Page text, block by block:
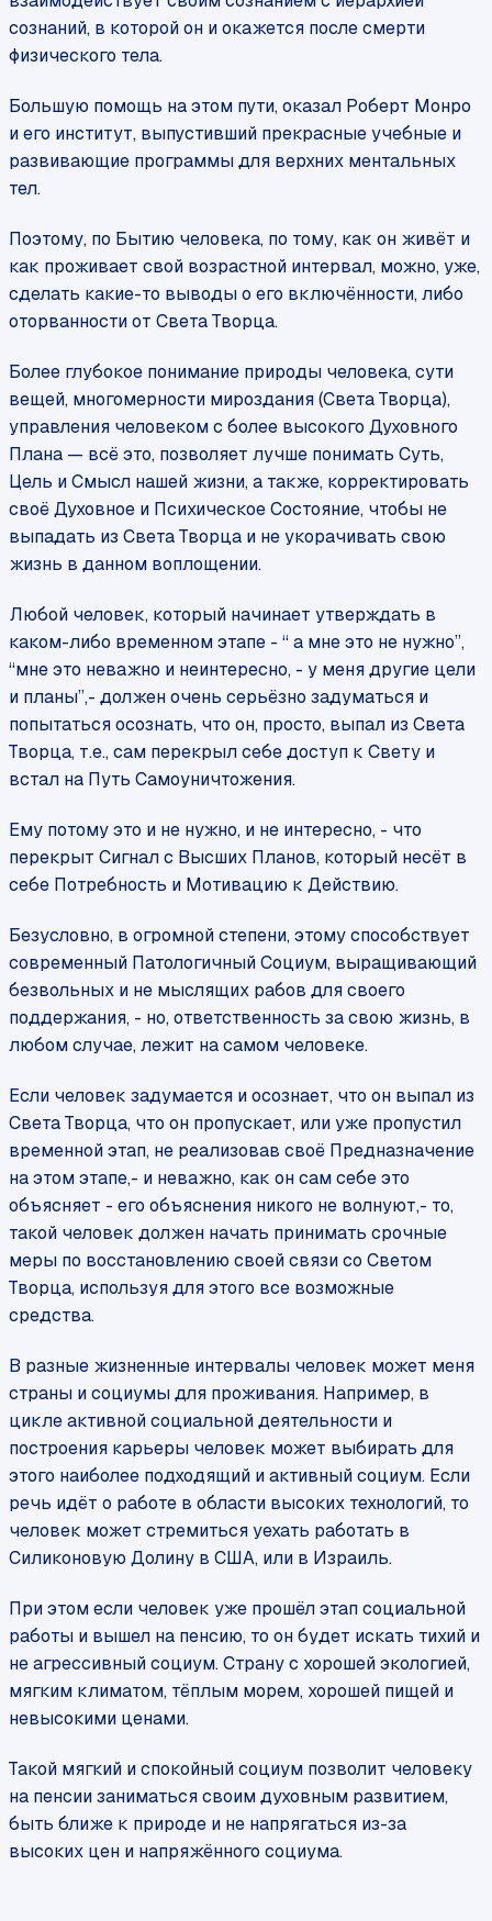
сознаний, в которой он и окажется после смерти
физического тела.
Большую помощь на этом пути, оказал Роберт Монро
и его институт, выпустивший прекрасные учебные и
развивающие программы для верхних ментальных
тел.
Поэтому, по Бытию человека, по тому, как он живёт и
как проживает свой возрастной интервал, можно, уже,
сделать какие-то выводы о его включённости, либо
оторванности от Света Творца.
Более глубокое понимание природы человека, сути
вещей, многомерности мироздания (Света Творца),
управления человеком с более высокого Духовного
Плана — всё это, позволяет лучше понимать Суть,
Цель и Смысл нашей жизни, а также, корректировать
своё Духовное и Психическое Состояние, чтобы не
выпадать из Света Творца и не укорачивать свою
жизнь в данном воплощении.
Любой человек, который начинает утверждать в
каком-либо временном этапе - “ а мне это не нужно”,
“мне это неважно и неинтересно, - у меня другие цели
и планы”,- должен очень серьёзно задуматься и
попытаться осознать, что он, просто, выпал из Света
Творца, т.е., сам перекрыл себе доступ к Свету и
встал на Путь Самоуничтожения.
Ему потому это и не нужно, и не интересно, - что
перекрыт Сигнал с Высших Планов, который несёт в
себе Потребность и Мотивацию к Действию.
Безусловно, в огромной степени, этому способствует
современный Патологичный Социум, выращивающий
безвольных и не мыслящих рабов для своего
поддержания, - но, ответственность за свою жизнь, в
любом случае, лежит на самом человеке.
Если человек задумается и осознает, что он выпал из
Света Творца, что он пропускает, или уже пропустил
временной этап, не реализовав своё Предназначение
на этом этапе,- и неважно, как он сам себе это
объясняет - его объяснения никого не волнуют,- то,
такой человек должен начать принимать срочные
меры по восстановлению своей связи со Светом
Творца, используя для этого все возможные
средства.
В разные жизненные интервалы человек может меня
страны и социумы для проживания. Например, в
цикле активной социальной деятельности и
построения карьеры человек может выбирать для
этого наиболее подходящий и активный социум. Если
речь идёт о работе в области высоких технологий, то
человек может стремиться уехать работать в
Силиконовую Долину в США, или в Израиль.
При этом если человек уже прошёл этап социальной
работы и вышел на пенсию, то он будет искать тихий и
не агрессивный социум. Страну с хорошей экологией,
мягким климатом, тёплым морем, хорошей пищей и
невысокими ценами.
Такой мягкий и спокойный социум позволит человеку
на пенсии заниматься своим духовным развитием,
быть ближе к природе и не напрягаться из-за
высоких цен и напряжённого социума.